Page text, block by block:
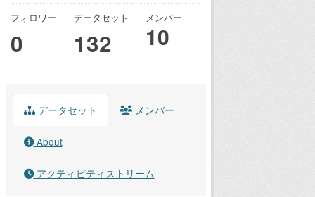
フォロワー
0
データセット
132
メンバー
10
データセット メンバー
About
アクティビティストリーム